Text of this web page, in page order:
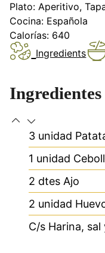
Plato: Aperitivo,
Cocina: Española
Calorías: 640
Ingredients
Ingredientes
3 unidad
1 unidad
2 dtes Ajo
2 unidad
C/s Harina,